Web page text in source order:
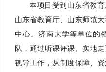
本项目受到山东省教
山东省教育厅、山东师范
中心、济南大学等单位的
队，通过听课评课、实地
视导工作，从制度保障、